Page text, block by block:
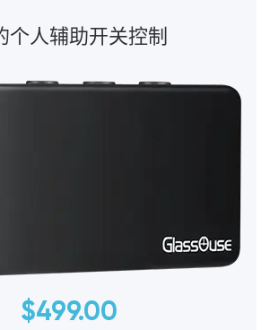
个人辅助开关控制
$499.00